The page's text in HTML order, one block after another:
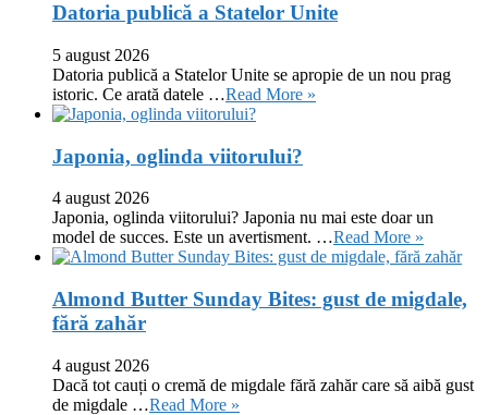
Datoria publică a Statelor Unite
5 august 2026
Datoria publică a Statelor Unite se apropie de un nou prag
istoric. Ce arată datele …Read More »
Japonia, oglinda viitorului?
4 august 2026
Japonia, oglinda viitorului? Japonia nu mai este doar un
model de succes. Este un avertisment. …Read More »
Almond Butter Sunday Bites: gust de migdale,
fără zahăr
4 august 2026
Dacă tot cauți o cremă de migdale fără zahăr care să aibă gust
de migdale …Read More »